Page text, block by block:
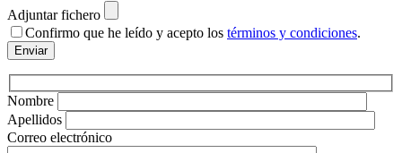
Adjuntar fichero
Confirmo que he leído y acepto los términos y condiciones.
Nombre
Apellidos
Correo electrónico